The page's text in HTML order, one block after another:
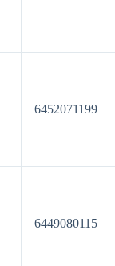
6452071199
6449080115